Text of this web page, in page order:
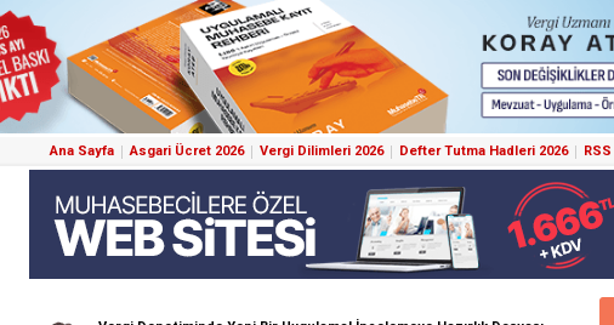
Ana Sayfa Asgari Ücret 2026 Vergi Dilimleri 2026 Defter Tutma Hadleri 2026 RSS